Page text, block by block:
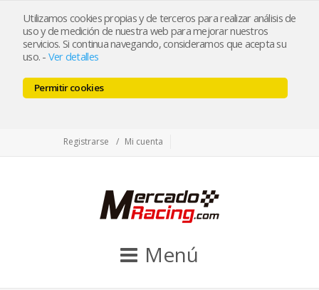
Utilizamos cookies propias y de terceros para realizar análisis de
uso y de medición de nuestra web para mejorar nuestros
servicios. Si continua navegando, consideramos que acepta su
uso. - Ver detalles
Permitir cookies
tienda@mercadoracing.com
Registrarse
Mi cuenta
Menú